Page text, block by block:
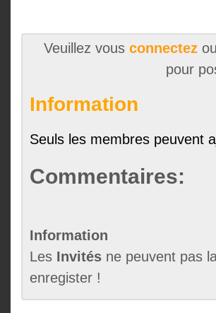
Veuillez vous connectez
pour
Information
Seuls les membres peuvent
Commentaires:
Information
Les Invités ne peuvent pas
enregister !